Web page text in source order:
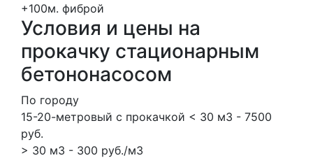
+100м. фиброй
Условия и цены на
прокачку стационарным
бетононасосом
По городу
15-20-метровый с прокачкой < 30 м3 - 7500
руб.
> 30 м3 - 300 руб./м3